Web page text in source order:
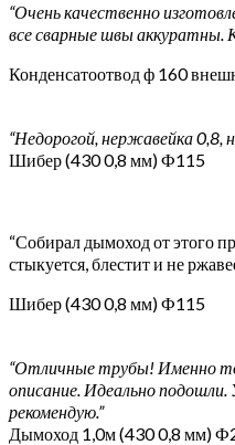
“Очень качественно
все сварные швы аккуратны.
Конденсатоотвод ф 160
“Недорогой, нержавейка 0,8,
Шибер (430 0,8 мм) Ф115
“Собирал дымоход от этого
стыкуется, блестит и не
Шибер (430 0,8 мм) Ф115
“Отличные трубы! Именно
описание. Идеально
рекомендую.”
Дымоход 1,0м (430 0,8 мм)